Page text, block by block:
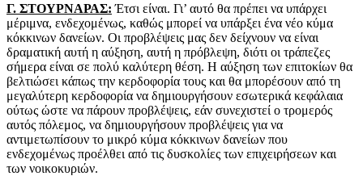
Γ. ΣΤΟΥΡΝΑΡΑΣ: Έτσι είναι. Γι’ αυτό θα πρέπει να υπάρχει
μέριμνα, ενδεχομένως, καθώς μπορεί να υπάρξει ένα νέο κύμα
κόκκινων δανείων. Οι προβλέψεις μας δεν δείχνουν να είναι
δραματική αυτή η αύξηση, αυτή η πρόβλεψη, διότι οι τράπεζες
σήμερα είναι σε πολύ καλύτερη θέση. Η αύξηση των επιτοκίων θα
βελτιώσει κάπως την κερδοφορία τους και θα μπορέσουν από τη
μεγαλύτερη κερδοφορία να δημιουργήσουν εσωτερικά κεφάλαια
ούτως ώστε να πάρουν προβλέψεις, εάν συνεχιστεί ο τρομερός
αυτός πόλεμος, να δημιουργήσουν προβλέψεις για να
αντιμετωπίσουν το μικρό κύμα κόκκινων δανείων που
ενδεχομένως προέλθει από τις δυσκολίες των επιχειρήσεων και
των νοικοκυριών.